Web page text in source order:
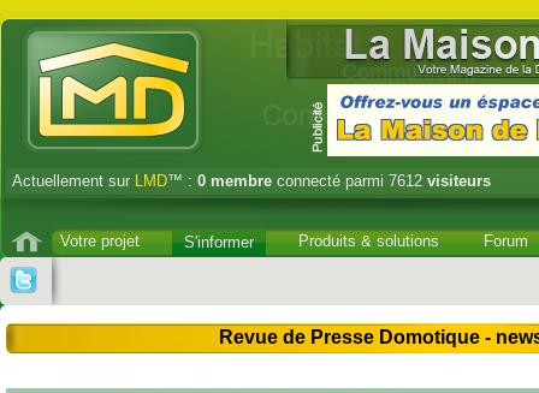
Actuellement sur LMD™ : 0 membre connecté parmi 7612 visiteurs
Votre projet S'informer Produits & solutions Forum
Revue de Presse Domotique -